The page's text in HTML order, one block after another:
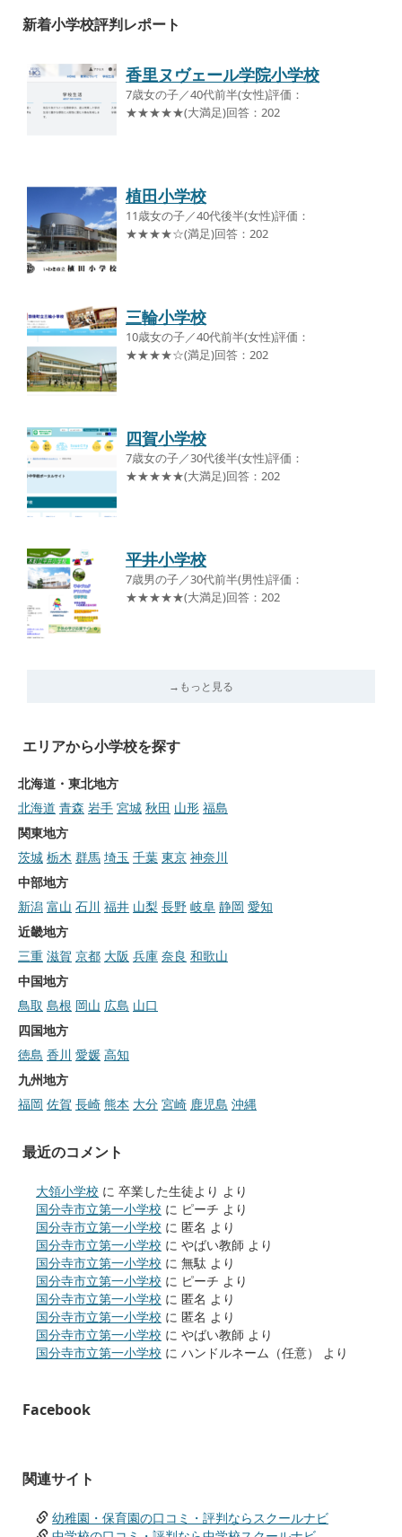
新着小学校評判レポート
香里ヌヴェール学院小学校
7歳女の子／40代前半(女性)評価：
★★★★★(大満足)回答：202
植田小学校
11歳女の子／40代後半(女性)評価：
★★★★☆(満足)回答：202
三輪小学校
10歳女の子／40代前半(女性)評価：
★★★★☆(満足)回答：202
四賀小学校
7歳女の子／30代後半(女性)評価：
★★★★★(大満足)回答：202
平井小学校
7歳男の子／30代前半(男性)評価：
★★★★★(大満足)回答：202
→もっと見る
エリアから小学校を探す
北海道・東北地方
北海道 青森 岩手 宮城 秋田 山形 福島
関東地方
茨城 栃木 群馬 埼玉 千葉 東京 神奈川
中部地方
新潟 富山 石川 福井 山梨 長野 岐阜 静岡 愛知
近畿地方
三重 滋賀 京都 大阪 兵庫 奈良 和歌山
中国地方
鳥取 島根 岡山 広島 山口
四国地方
徳島 香川 愛媛 高知
九州地方
福岡 佐賀 長崎 熊本 大分 宮崎 鹿児島 沖縄
最近のコメント
大領小学校 に 卒業した生徒より より
国分寺市立第一小学校 に ピーチ より
国分寺市立第一小学校 に 匿名 より
国分寺市立第一小学校 に やばい教師 より
国分寺市立第一小学校 に 無駄 より
国分寺市立第一小学校 に ピーチ より
国分寺市立第一小学校 に 匿名 より
国分寺市立第一小学校 に 匿名 より
国分寺市立第一小学校 に やばい教師 より
国分寺市立第一小学校 に ハンドルネーム（任意） より
Facebook
関連サイト
幼稚園・保育園の口コミ・評判ならスクールナビ